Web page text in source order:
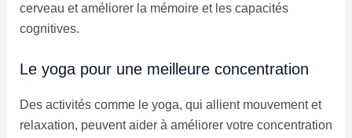
cerveau et améliorer la mémoire et les capacités
cognitives.
Le yoga pour une meilleure concentration
Des activités comme le yoga, qui allient mouvement et
relaxation, peuvent aider à améliorer votre concentration